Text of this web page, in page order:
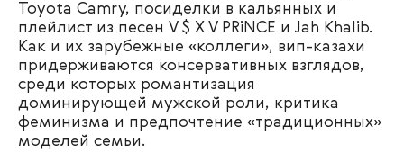
Toyota Camry, посиделки в кальянных и
плейлист из песен V $ X V PRiNCE и Jah Khalib.
Как и их зарубежные «коллеги», вип-казахи
придерживаются консервативных взглядов,
среди которых романтизация
доминирующей мужской роли, критика
феминизма и предпочтение «традиционных»
моделей семьи.